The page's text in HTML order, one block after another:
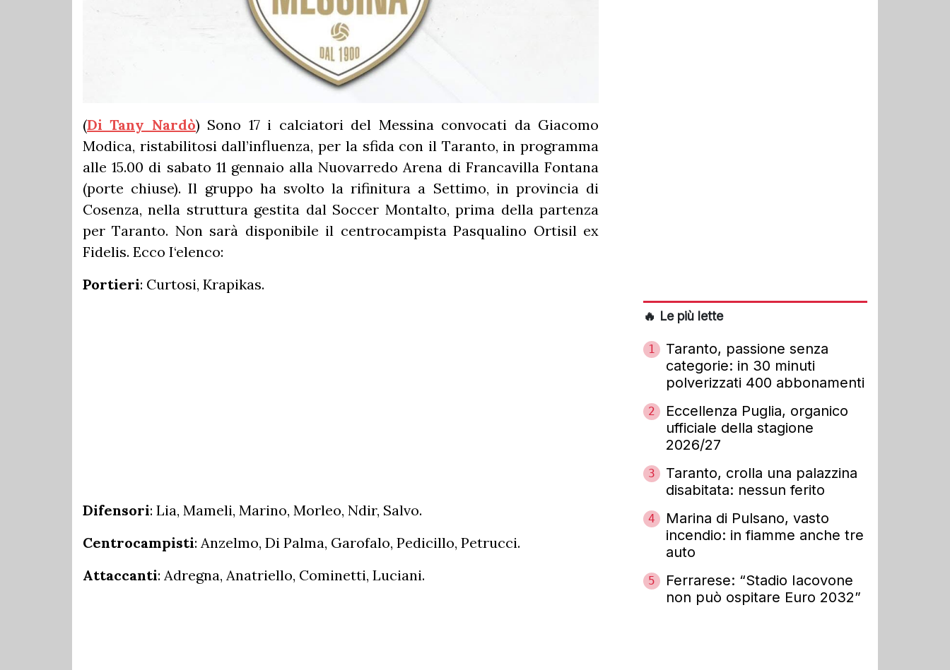
(Di Tany Nardò) Sono 17 i calciatori del Messina convocati da Giacomo
Modica, ristabilitosi dall’influenza, per la sfida con il Taranto, in programma
alle 15.00 di sabato 11 gennaio alla Nuovarredo Arena di Francavilla Fontana
(porte chiuse).Il gruppo ha svolto la rifinitura a Settimo, in provincia di
Cosenza, nella struttura gestita dal Soccer Montalto, prima della partenza
per Taranto. Non sarà disponibile il centrocampista Pasqualino Ortisil ex
Fidelis. Ecco I‘elenco:
Portieri: Curtosi, Krapikas.
Difensori: Lia, Mameli, Marino, Morleo, Ndir, Salvo.
Centrocampisti: Anzelmo, Di Palma, Garofalo, Pedicillo, Petrucci.
Attaccanti: Adregna, Anatriello, Cominetti, Luciani.
🔥 Le più lette
1
Taranto, passione senza
categorie: in 30 minuti
polverizzati 400 abbonamenti
2
Eccellenza Puglia, organico
ufficiale della stagione
2026/27
3
Taranto, crolla una palazzina
disabitata: nessun ferito
4
Marina di Pulsano, vasto
incendio: in fiamme anche tre
auto
5
Ferrarese: “Stadio Iacovone
non può ospitare Euro 2032”